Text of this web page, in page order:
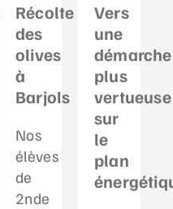
Récolte
des
olives
à
Barjols
Nos
élèves
de
2nde
Vers
une
démarche
plus
vertueuse
sur
le
plan